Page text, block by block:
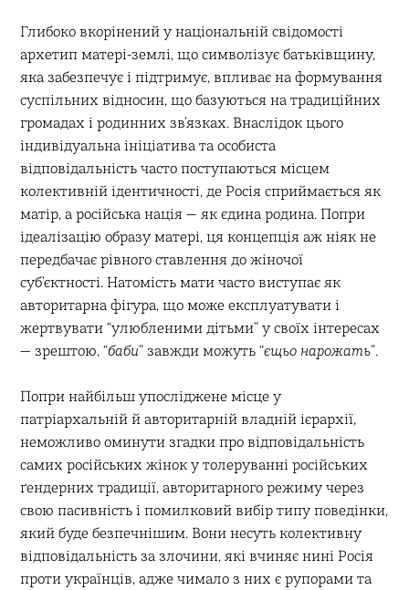
Глибоко вкорінений у національній свідомості
архетип матері-землі, що символізує батьківщину,
яка забезпечує і підтримує, впливає на формування
суспільних відносин, що базуються на традиційних
громадах і родинних зв’язках. Внаслідок цього
індивідуальна ініціатива та особиста
відповідальність часто поступаються місцем
колективній ідентичності, де Росія сприймається як
матір, а російська нація — як єдина родина. Попри
ідеалізацію образу матері, ця концепція аж ніяк не
передбачає рівного ставлення до жіночої
суб’єктності. Натомість мати часто виступає як
авторитарна фігура, що може експлуатувати і
жертвувати “улюбленими дітьми” у своїх інтересах
— зрештою, “баби” завжди можуть “єщьо нарожать”.
Попри найбільш упосліджене місце у
патріархальній й авторитарній владній ієрархії,
неможливо оминути згадки про відповідальність
самих російських жінок у толеруванні російських
ґендерних традиції, авторитарного режиму через
свою пасивність і помилковий вибір типу поведінки,
який буде безпечнішим. Вони несуть колективну
відповідальність за злочини, які вчиняє нині Росія
проти українців, адже чимало з них є рупорами та